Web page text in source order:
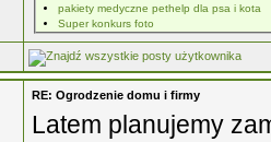
pakiety medyczne pethelp dla psa i kota
Super konkurs foto
RE: Ogrodzenie domu i firmy
Latem planujemy